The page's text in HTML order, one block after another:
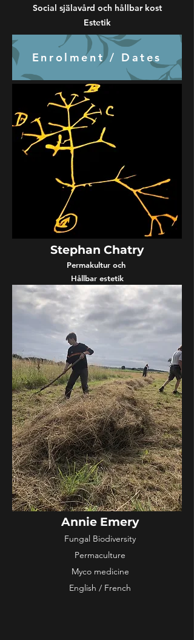
Social själavård och hållbar kost
Estetik
Enrolment / Dates
Stephan Chatry
Permakultur och
Hållbar estetik
Annie Emery
Fungal Biodiversity
Permaculture
Myco medicine
English / French